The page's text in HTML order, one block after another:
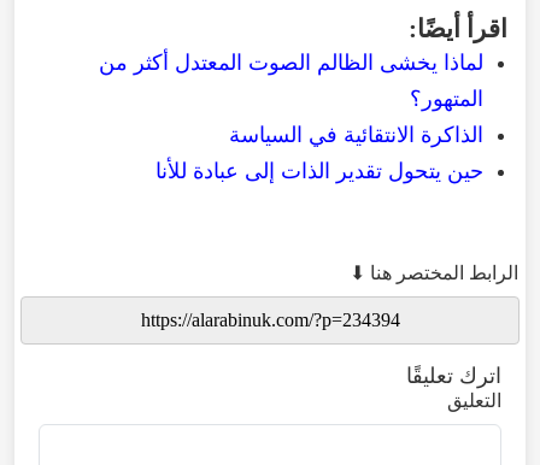
اقرأ أيضًا:
لماذا يخشى الظالم الصوت المعتدل أكثر من
المتهور ؟
الذاكرة الانتقائية في السياسة
حين يتحول تقدير الذات إلى عبادة للأنا
الرابط المختصر هنا ⬇
اترك تعليقًا
التعليق